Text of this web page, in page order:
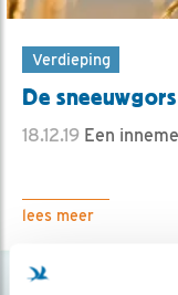
Verdieping
De sneeuwgors
18.12.19 Een
lees meer